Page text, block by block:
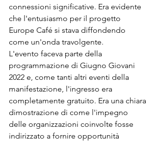
connessioni significative. Era evidente
che l'entusiasmo per il progetto
Europe Café si stava diffondendo
come un'onda travolgente.
L'evento faceva parte della
programmazione di Giugno Giovani
2022 e, come tanti altri eventi della
manifestazione, l'ingresso era
completamente gratuito. Era una chiara
dimostrazione di come l'impegno
delle organizzazioni coinvolte fosse
indirizzato a fornire opportunità